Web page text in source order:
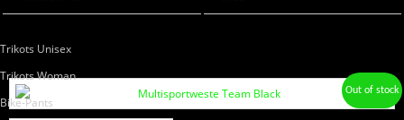
Bike
Trikots Unisex
Trikots Woman
Bike-Pants
Out of stock